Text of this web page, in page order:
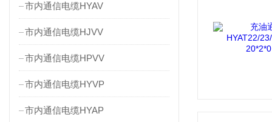
市内通信电缆HYAV
市内通信电缆HJVV
市内通信电缆HPVV
市内通信电缆HYVP
市内通信电缆HYAP